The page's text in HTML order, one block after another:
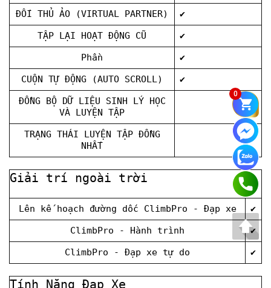
ĐỐI THỦ ẢO (VIRTUAL PARTNER)
✔
TẬP LẠI HOẠT ĐỘNG CŨ
✔
Phần
✔
CUỘN TỰ ĐỘNG (AUTO SCROLL)
✔
ĐỒNG BỘ DỮ LIỆU SINH LÝ HỌC
VÀ LUYỆN TẬP
TRẠNG THÁI LUYỆN TẬP ĐỒNG
NHẤT
Giải trí ngoài trời
Lên kế hoạch đường dốc ClimbPro - Đạp xe
✔
ClimbPro - Hành trình
✔
ClimbPro - Đạp xe tự do
✔
Tính Năng Đạp Xe
0